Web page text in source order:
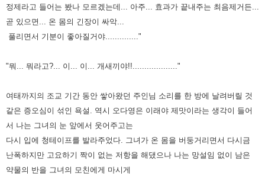
정제라고 들어는 봤나 모르겠는데... 아주... 효과가 끝내주는 최음제거든...
곧 있으면... 온 몸의 긴장이 싸악...
풀리면서 기분이 좋아질거야.............."
"뭐... 뭐라고?... 이... 이... 개새끼야!!..................."
여태까지의 조교 기간 동안 쌓아왔던 주인님 소리를 한 방에 날려버릴 것
같은 증오심이 섞인 욕설. 역시 오다영은 이래야 제맛이라는 생각이 들어
서 나는 그녀의 눈 앞에서 웃어주고는
다시 입에 청테이프를 발라주었다. 그녀가 온 몸을 버둥거리면서 다시금
난폭하지만 고요하기 짝이 없는 저항을 해댔으나 나는 망설임 없이 남은
약물의 반을 그녀의 모친에게 마시게